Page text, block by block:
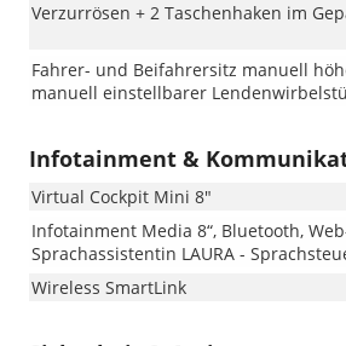
Verzurrösen + 2 Taschenhaken im
Fahrer- und Beifahrersitz manuell
manuell einstellbarer
Infotainment &
Virtual Cockpit Mini 8"
Infotainment Media 8“, Bluetooth,
Sprachassistentin LAURA -
Wireless SmartLink